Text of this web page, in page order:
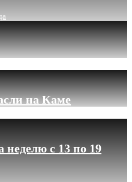
на Каме
с 13 по 19